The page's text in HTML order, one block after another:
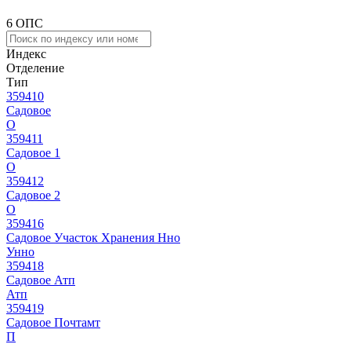
6 ОПС
Индекс
Отделение
Тип
359410
Садовое
О
359411
Садовое 1
О
359412
Садовое 2
О
359416
Садовое Участок Хранения Нно
Унно
359418
Садовое Атп
Атп
359419
Садовое Почтамт
П